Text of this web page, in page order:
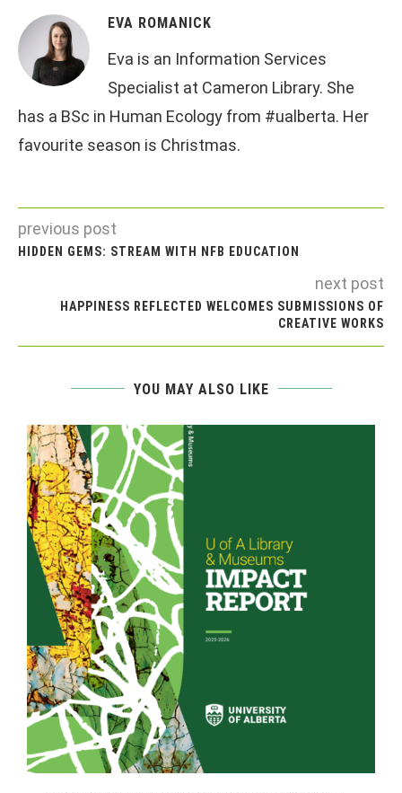
EVA ROMANICK
Eva is an Information Services
Specialist at Cameron Library. She
has a BSc in Human Ecology from #ualberta. Her
favourite season is Christmas.
previous post
HIDDEN GEMS: STREAM WITH NFB EDUCATION
next post
HAPPINESS REFLECTED WELCOMES SUBMISSIONS OF
CREATIVE WORKS
YOU MAY ALSO LIKE